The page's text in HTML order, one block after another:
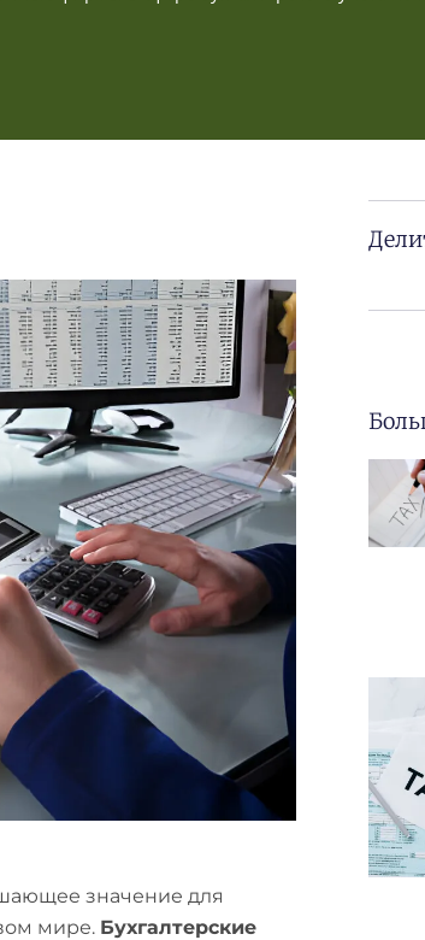
значение для
мире. Бухгалтерские